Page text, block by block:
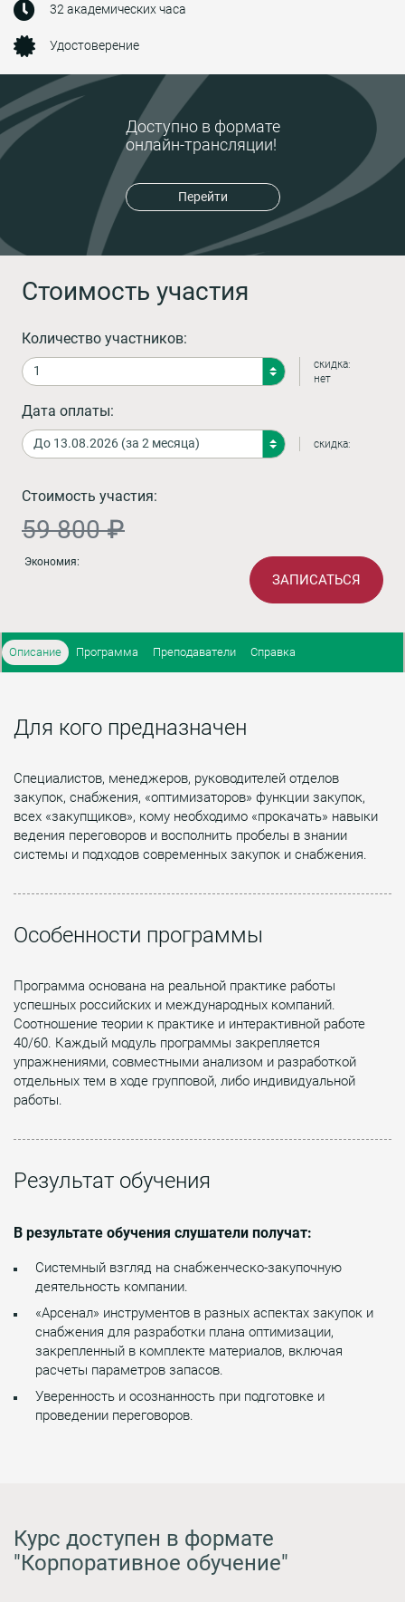
Доступно в формате
онлайн-трансляции!
Перейти
32 академических часа
Удостоверение
Стоимость участия
Количество участников:
скидка:
нет
Дата оплаты:
скидка:
Стоимость участия:
59 800 ₽
Экономия:
ЗАПИСАТЬСЯ
Описание Программа Преподаватели Справка
Для кого предназначен
Специалистов, менеджеров, руководителей отделов
закупок, снабжения, «оптимизаторов» функции закупок,
всех «закупщиков», кому необходимо «прокачать» навыки
ведения переговоров и восполнить пробелы в знании
системы и подходов современных закупок и снабжения.
Особенности программы
Программа основана на реальной практике работы
успешных российских и международных компаний.
Соотношение теории к практике и интерактивной работе
40/60. Каждый модуль программы закрепляется
упражнениями, совместными анализом и разработкой
отдельных тем в ходе групповой, либо индивидуальной
работы.
Результат обучения
В результате обучения слушатели получат:
Системный взгляд на снабженческо-закупочную
деятельность компании.
«Арсенал» инструментов в разных аспектах закупок и
снабжения для разработки плана оптимизации,
закрепленный в комплекте материалов, включая
расчеты параметров запасов.
Уверенность и осознанность при подготовке и
проведении переговоров.
Курс доступен в формате
"Корпоративное обучение"